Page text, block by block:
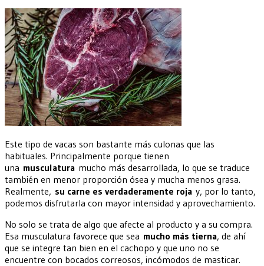
Este tipo de vacas son bastante más culonas que las
habituales. Principalmente porque tienen
una musculatura mucho más desarrollada, lo que se traduce
también en menor proporción ósea y mucha menos grasa.
Realmente, su carne es verdaderamente roja y, por lo tanto,
podemos disfrutarla con mayor intensidad y aprovechamiento.
No solo se trata de algo que afecte al producto y a su compra.
Esa musculatura favorece que sea mucho más tierna, de ahí
que se integre tan bien en el cachopo y que uno no se
encuentre con bocados correosos, incómodos de masticar.